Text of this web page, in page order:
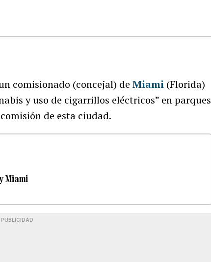
comisionado (concejal) deMiami (Florida)
y uso de cigarrillos eléctricos” en parques
de esta ciudad.
Miami
PUBLICIDAD